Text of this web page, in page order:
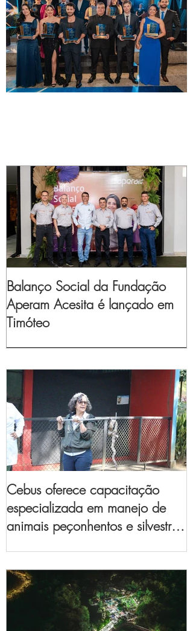
Balanço Social da Fundação
Aperam Acesita é lançado em
Timóteo
Cebus oferece capacitação
especializada em manejo de
animais peçonhentos e silvestres